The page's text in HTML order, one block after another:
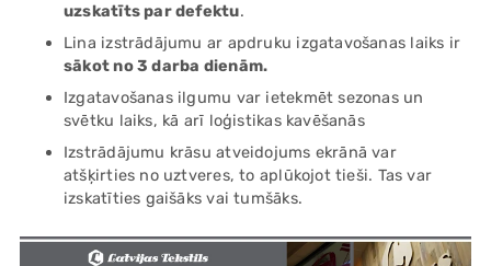
uzskatīts par defektu.
Lina izstrādājumu ar apdruku izgatavošanas laiks ir
sākot no 3 darba dienām.
Izgatavošanas ilgumu var ietekmēt sezonas un
svētku laiks, kā arī loģistikas kavēšanās
Izstrādājumu krāsu atveidojums ekrānā var
atšķirties no uztveres, to aplūkojot tieši. Tas var
izskatīties gaišāks vai tumšāks.